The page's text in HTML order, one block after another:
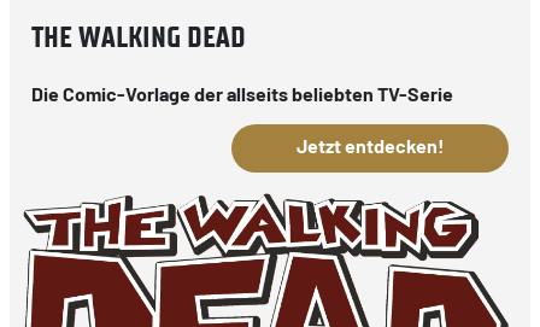
THE WALKING DEAD
Die Comic-Vorlage der allseits beliebten TV-Serie
Jetzt entdecken!